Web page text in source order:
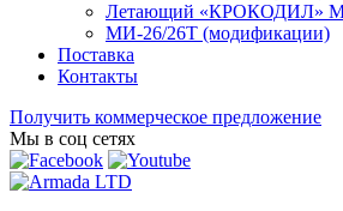
Летающий «КРОКОДИЛ»
МИ-26/26Т (модификации)
Поставка
Контакты
Получить коммерческое предложение
Мы в соц сетях